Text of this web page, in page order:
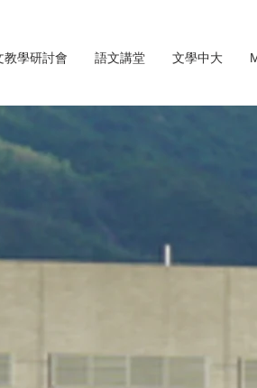
教學研討會 語文講堂 文學中大